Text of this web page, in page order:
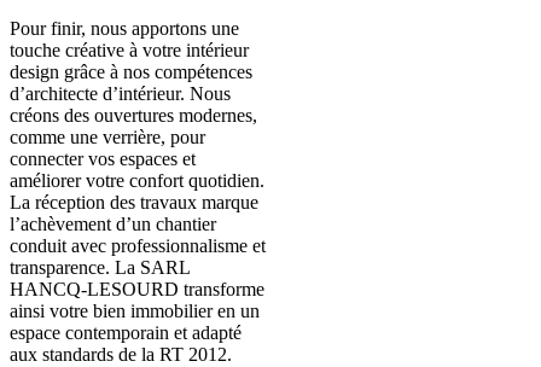
Pour finir, nous apportons une
touche créative à votre intérieur
design grâce à nos compétences
d’architecte d’intérieur. Nous
créons des ouvertures modernes,
comme une verrière, pour
connecter vos espaces et
améliorer votre confort quotidien.
La réception des travaux marque
l’achèvement d’un chantier
conduit avec professionnalisme et
transparence. La SARL
HANCQ-LESOURD transforme
ainsi votre bien immobilier en un
espace contemporain et adapté
aux standards de la RT 2012.